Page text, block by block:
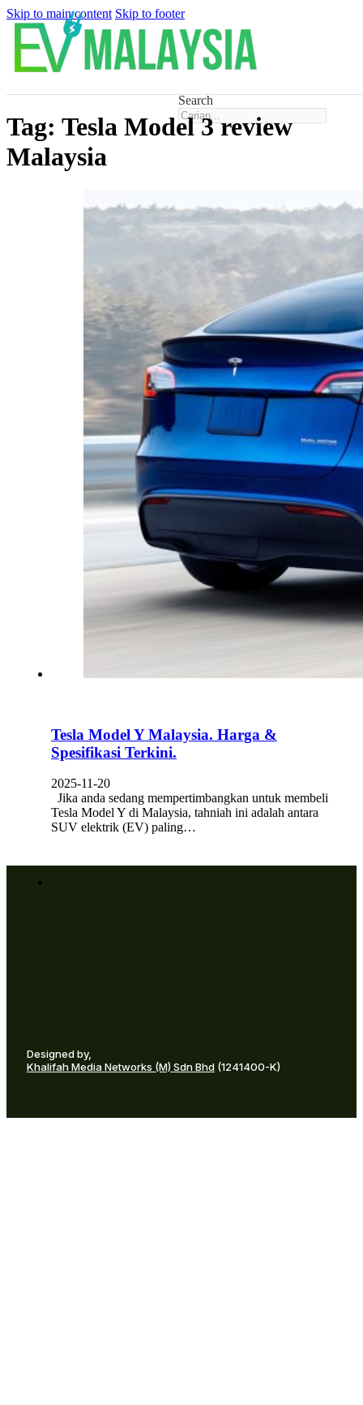
Skip to main content Skip to footer
Search
Tag: Tesla Model 3 review
Malaysia
Tesla Model Y Malaysia. Harga &
Spesifikasi Terkini.
2025-11-20
Jika anda sedang mempertimbangkan untuk membeli
Tesla Model Y di Malaysia, tahniah ini adalah antara
SUV elektrik (EV) paling…
Designed by,
Khalifah Media Networks (M) Sdn Bhd (1241400-K)